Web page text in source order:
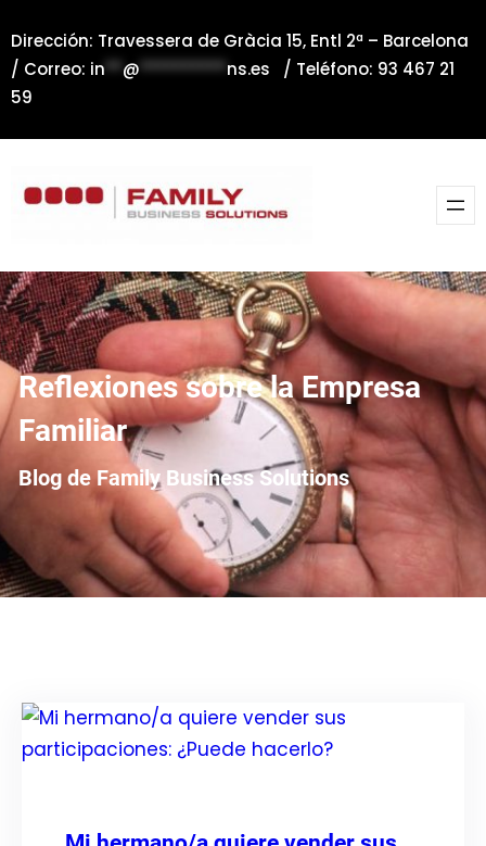
al
contenido
Dirección: Travessera de Gràcia 15, Entl 2ª – Barcelona
/ Correo: in**@**********ns.es / Teléfono: 93 467 21
59
Reflexiones sobre la Empresa
Familiar
Blog de Family Business Solutions